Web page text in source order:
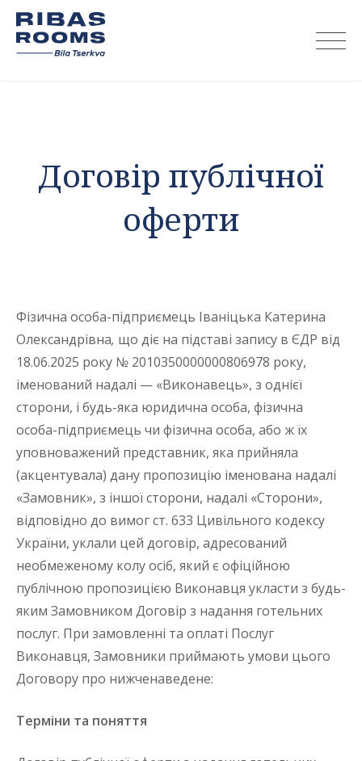
Skip
content
Договір публічної
оферти
Фізична особа-підприємець Іваніцька Катерина
Олександрівна, що діє на підставі запису в ЄДР від
18.06.2025 року № 2010350000000806978 року,
іменований надалі — «Виконавець», з однієї
сторони, і будь-яка юридична особа, фізична
особа-підприємець чи фізична особа, або ж їх
уповноважений представник, яка прийняла
(акцентувала) дану пропозицію іменована надалі
«Замовник», з іншої сторони, надалі «Сторони»,
відповідно до вимог ст. 633 Цивільного кодексу
України, уклали цей договір, адресований
необмеженому колу осіб, який є офіційною
публічною пропозицією Виконавця укласти з будь-
яким Замовником Договір з надання готельних
послуг. При замовленні та оплаті Послуг
Виконавця, Замовники приймають умови цього
Договору про нижченаведене:
Терміни та поняття